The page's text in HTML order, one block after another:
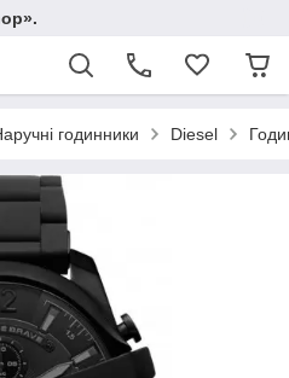
годинники Diesel